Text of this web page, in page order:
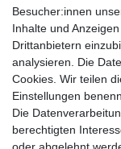
Swarovski Kristalle
Anfragen von
Sie sind Lampen-
der Schweiz?
Kontaktieren Sie
Schweiz
Newsletter
Besucher:innen
Inhalte und
Drittanbietern
analysieren. Die
Cookies. Wir teilen
Einstellungen
Die
berechtigten